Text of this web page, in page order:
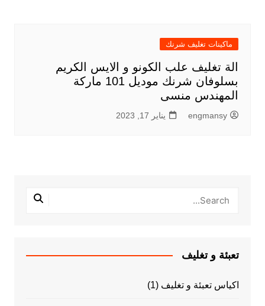
ماكينات تغليف شرنك
الة تغليف علب الكونو و الايس الكريم
بسلوفان شرنك موديل 101 ماركة
المهندس منسى
engmansy يناير 17, 2023
تعبئة و تغليف
اكياس تعبئة و تغليف (1)